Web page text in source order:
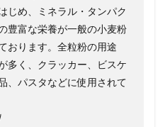
じめ、ミネラル・タンパク
豊富な栄養が一般の小麦粉
おります。全粒粉の用途
多く、クラッカー、ビスケ
、パスタなどに使用されて